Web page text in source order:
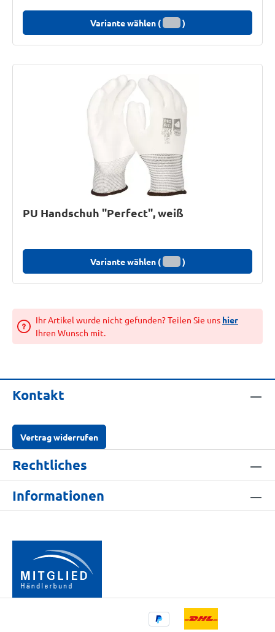
Variante wählen ( )
PU Handschuh "Perfect", weiß
Variante wählen ( )
Ihr Artikel wurde nicht gefunden? Teilen Sie uns hier
Ihren Wunsch mit.
Kontakt
Vertrag widerrufen
Rechtliches
Informationen